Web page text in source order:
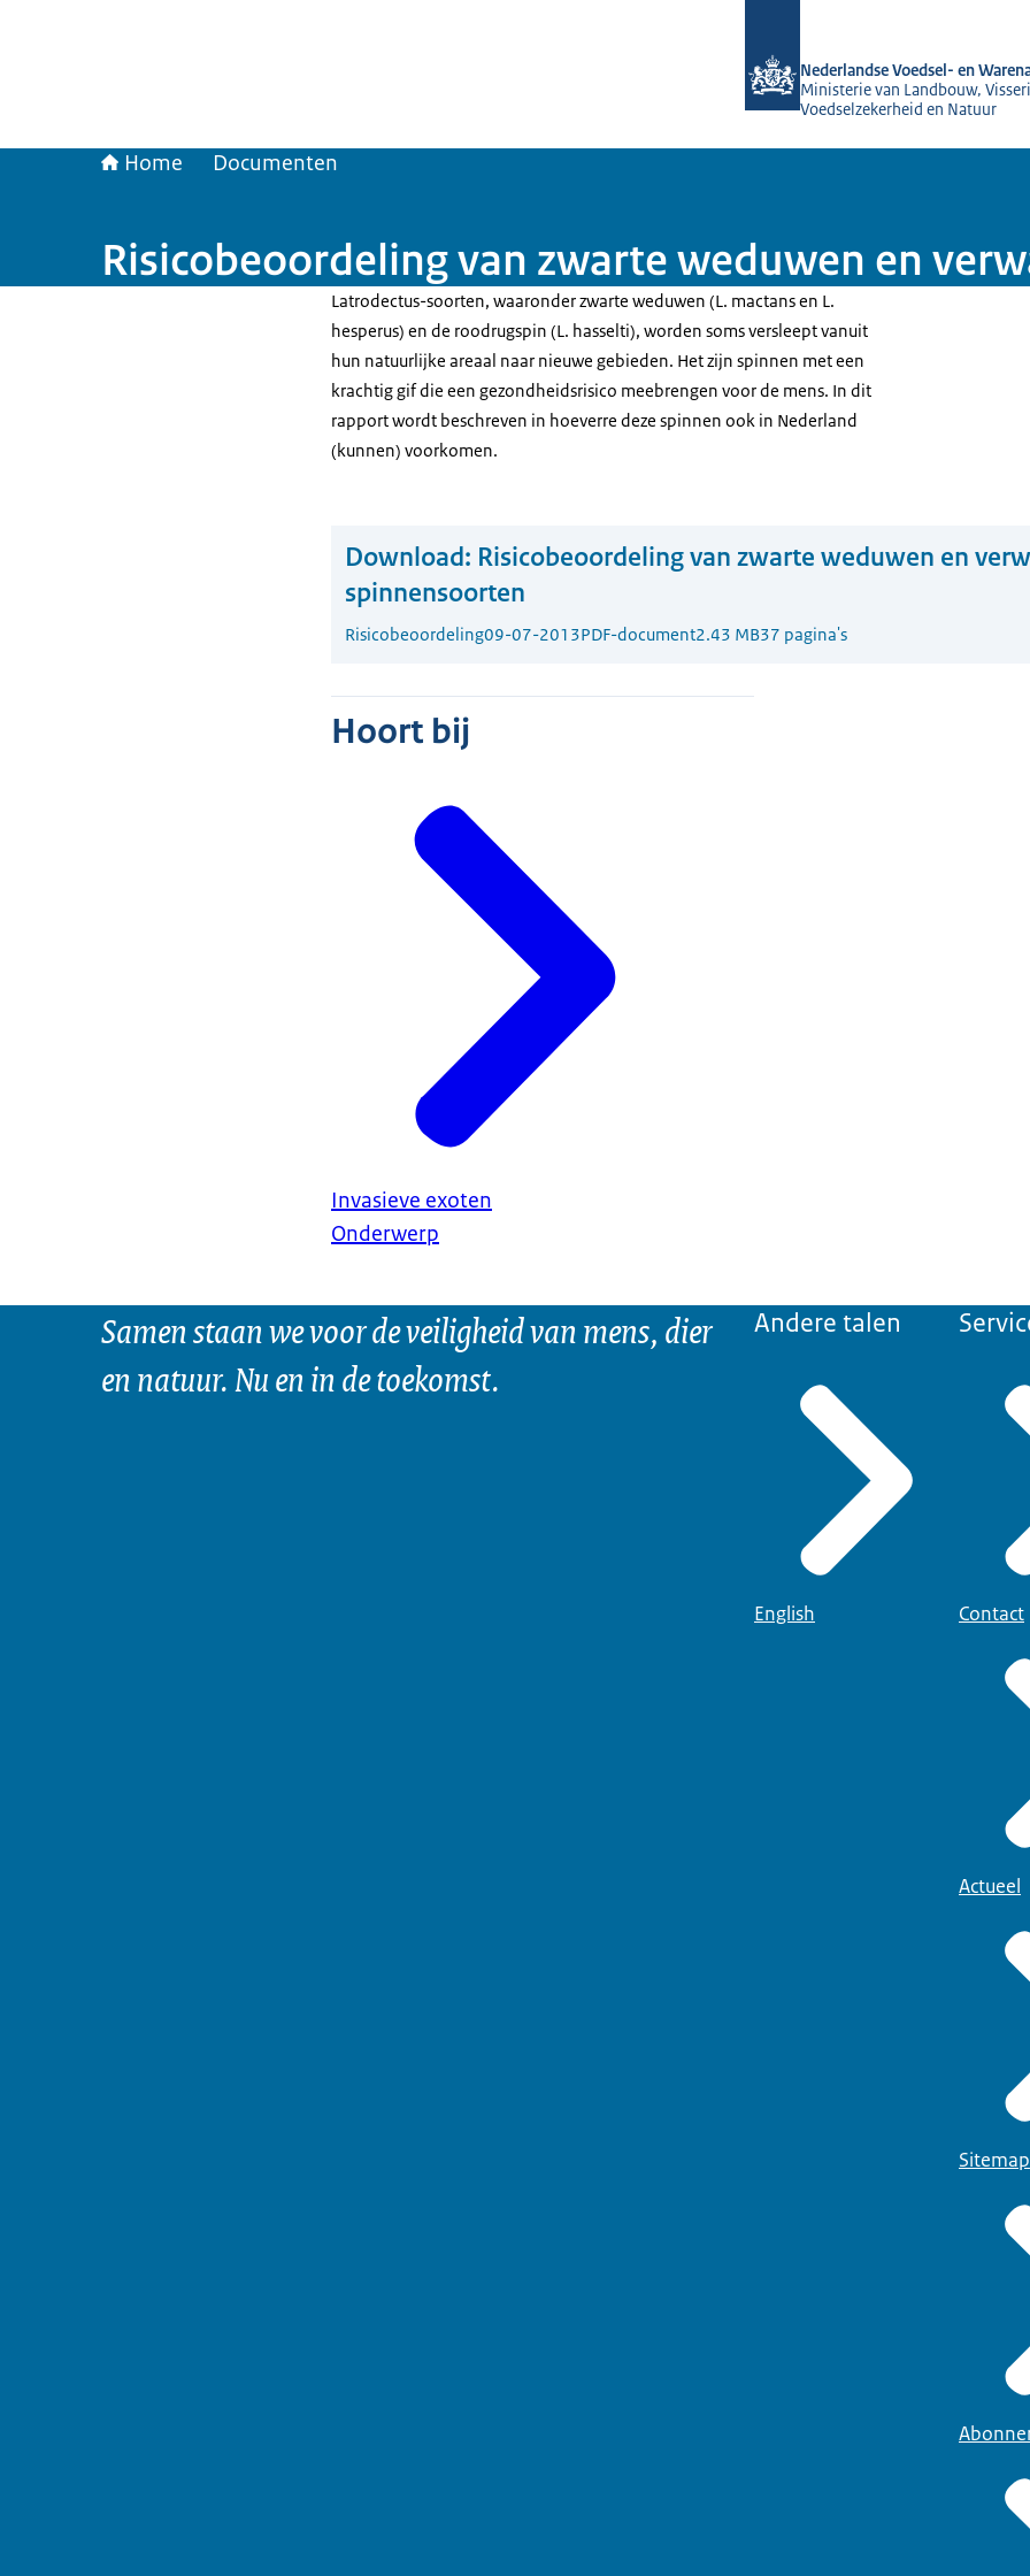
Nederlandse Voedsel- en
Ministerie van Landbouw,
Voedselzekerheid en Natuur
Home Documenten
Risicobeoordeling van zwarte weduwen en
Latrodectus-soorten, waaronder zwarte weduwen (L. mactans en L.
hesperus) en de roodrugspin (L. hasselti), worden soms versleept vanuit
hun natuurlijke areaal naar nieuwe gebieden. Het zijn spinnen met een
krachtig gif die een gezondheidsrisico meebrengen voor de mens. In dit
rapport wordt beschreven in hoeverre deze spinnen ook in Nederland
(kunnen) voorkomen.
Download: Risicobeoordeling van zwarte weduwen en
spinnensoorten
Risicobeoordeling09-07-2013PDF-document2.43 MB37 pagina's
Hoort bij
Invasieve exoten
Onderwerp
Samen staan we voor de veiligheid van mens, dier
en natuur. Nu en in de toekomst.
Andere talen
English Contact
Actueel
Sitemap